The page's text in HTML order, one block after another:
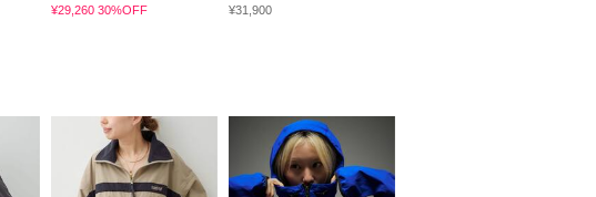
¥29,260 30%OFF
¥31,900